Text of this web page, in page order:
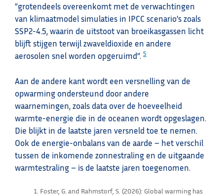
“grotendeels overeenkomt met de verwachtingen
van klimaatmodel simulaties in IPCC scenario’s zoals
SSP2-4.5, waarin de uitstoot van broeikasgassen licht
blijft stijgen terwijl zwaveldioxide en andere
aerosolen snel worden opgeruimd”. 5
Aan de andere kant wordt een versnelling van de
opwarming ondersteund door andere
waarnemingen, zoals data over de hoeveelheid
warmte-energie die in de oceanen wordt opgeslagen.
Die blijkt in de laatste jaren versneld toe te nemen.
Ook de energie-onbalans van de aarde – het verschil
tussen de inkomende zonnestraling en de uitgaande
warmtestraling – is de laatste jaren toegenomen.
Foster, G. and Rahmstorf, S. (2026): Global warming has